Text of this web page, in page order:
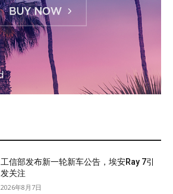
工信部发布新一轮新车公告，埃安Ray 7引
发关注
2026年8月7日